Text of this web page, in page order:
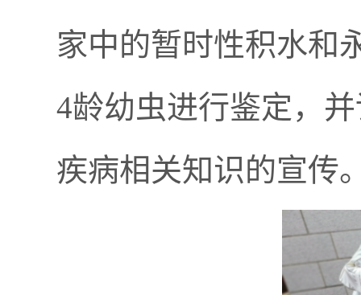
家中的暂时性积水和
4龄幼虫进行鉴定，
疾病相关知识的宣传